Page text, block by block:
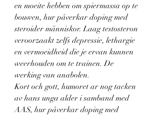
en moeite hebben om spiermassa op te
bouwen, hur påverkar doping med
steroider människor. Laag testosteron
veroorzaakt zelfs depressie, lethargie
en vermoeidheid die je ervan kunnen
weerhouden om te trainen. De
werking van anabolen.
Kort och gott, humoret ar nog tacken
av hans unga alder i samband med
AAS, hur påverkar doping med